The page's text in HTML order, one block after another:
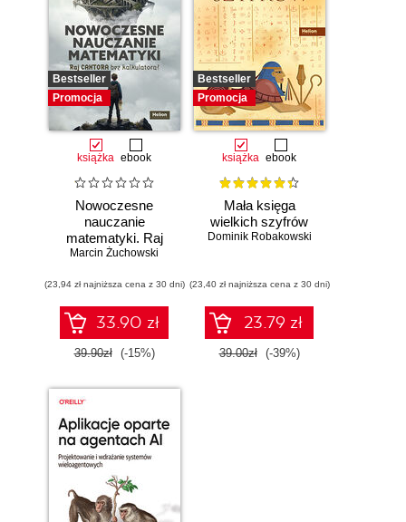
Bestseller
Promocja
książka ebook
Nowoczesne
nauczanie
matematyki. Raj
Cantora bez
Marcin Żuchowski
(23,94 zł najniższa cena z 30 dni)
33.90 zł
39.90zł (-15%)
Bestseller
Promocja
książka ebook
Mała księga
wielkich szyfrów
Dominik Robakowski
(23,40 zł najniższa cena z 30 dni)
23.79 zł
39.00zł (-39%)